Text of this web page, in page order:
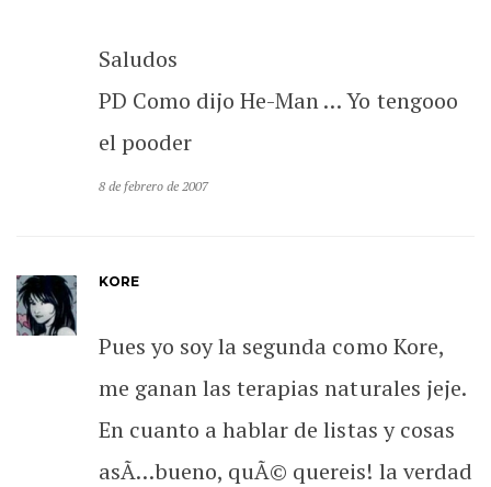
Saludos
PD Como dijo He-Man … Yo tengooo
el pooder
8 de febrero de 2007
KORE
Pues yo soy la segunda como Kore,
me ganan las terapias naturales jeje.
En cuanto a hablar de listas y cosas
asÃ­…bueno, quÃ© quereis! la verdad